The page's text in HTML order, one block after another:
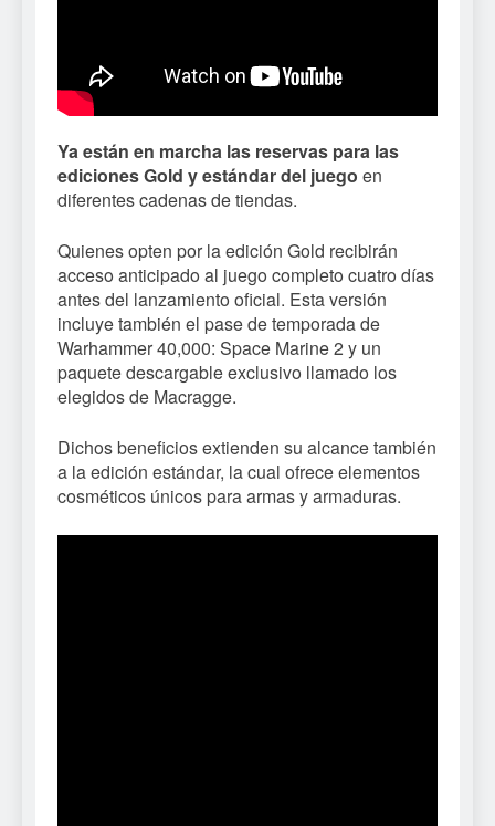
Ya están en marcha las reservas para las
ediciones Gold y estándar del juego en
diferentes cadenas de tiendas.
Quienes opten por la edición Gold recibirán
acceso anticipado al juego completo cuatro días
antes del lanzamiento oficial. Esta versión
incluye también el pase de temporada de
Warhammer 40,000: Space Marine 2 y un
paquete descargable exclusivo llamado los
elegidos de Macragge.
Dichos beneficios extienden su alcance también
a la edición estándar, la cual ofrece elementos
cosméticos únicos para armas y armaduras.